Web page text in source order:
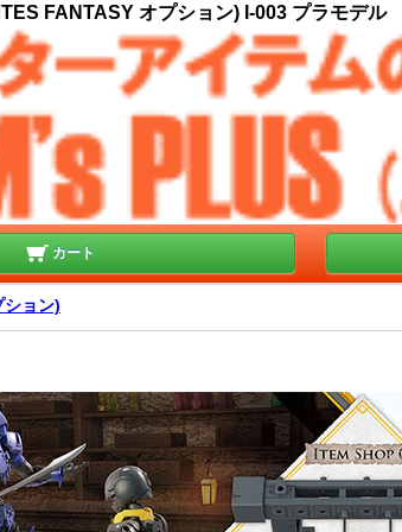
FANTASY オプション) I-003 プラモデル
カート
ョン)